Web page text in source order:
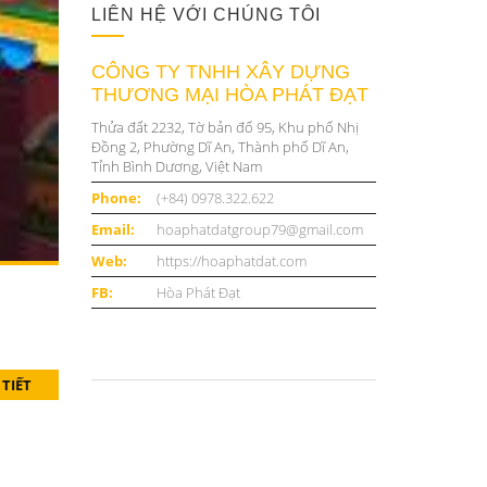
LIÊN HỆ VỚI CHÚNG TÔI
CÔNG TY TNHH XÂY DỰNG
THƯƠNG MẠI HÒA PHÁT ĐẠT
Thửa đất 2232, Tờ bản đố 95, Khu phố Nhị
Đồng 2, Phường Dĩ An, Thành phố Dĩ An,
Tỉnh Bình Dương, Việt Nam
Phone:
(+84) 0978.322.622
Email:
hoaphatdatgroup79@gmail.com
Web:
https://hoaphatdat.com
FB:
Hòa Phát Đạt